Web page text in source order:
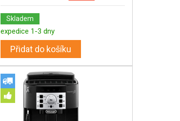
Skladem
expedice 1-3 dny
Přidat do košíku